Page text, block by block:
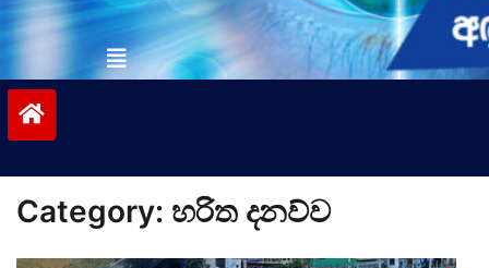
Category: හරිත දනව්ව